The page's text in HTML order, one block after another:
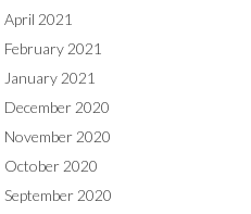
April 2021
February 2021
January 2021
December 2020
November 2020
October 2020
September 2020